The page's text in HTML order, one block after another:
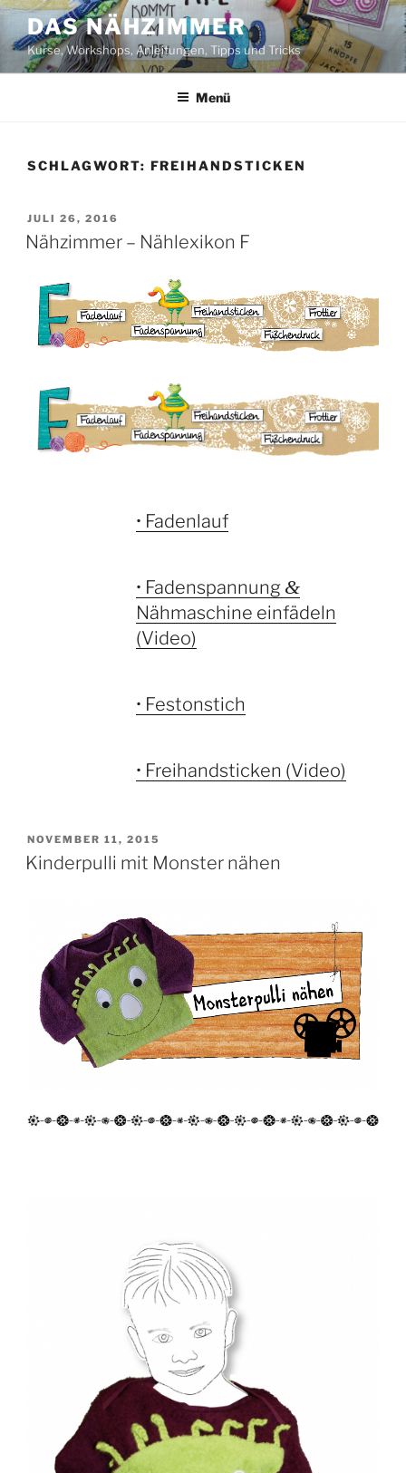
Zum
Inhalt
springen
DAS NÄHZIMMER
Kurse, Workshops, Anleitungen, Tipps und Tricks
Menü
SCHLAGWORT: FREIHANDSTICKEN
VERÖFFENTLICHT
AM
JULI 26, 2016
Nähzimmer – Nählexikon F
• Fadenlauf
• Fadenspannung &
Nähmaschine einfädeln
(Video)
• Festonstich
• Freihandsticken (Video)
VERÖFFENTLICHT
AM
NOVEMBER 11, 2015
Kinderpulli mit Monster nähen